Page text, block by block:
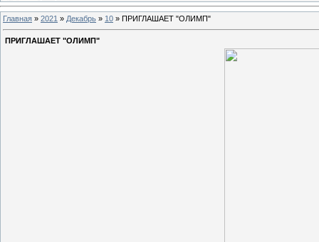
Главная » 2021 » Декабрь » 10 » ПРИГЛАШАЕТ "ОЛИМП"
ПРИГЛАШАЕТ "ОЛИМП"